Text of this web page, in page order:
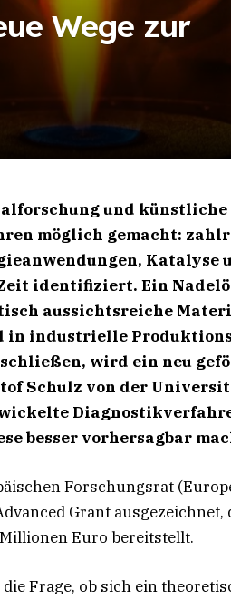
Wege zur
und
möglich gemacht:
identifiziert. Ein
aussichtsreiche
in industrielle
schließen, wird ein neu
Schulz von der
besser vorhersagbar
Forschungsrat
Grant
Euro bereitstellt.
Frage, ob sich ein